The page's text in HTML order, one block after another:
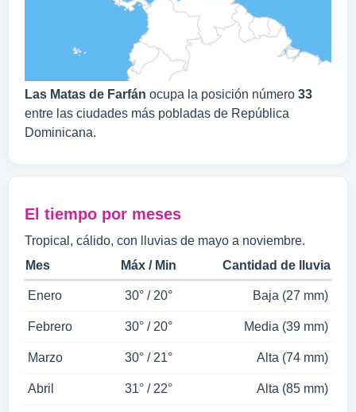
Las Matas de Farfán ocupa la posición número 33
entre las ciudades más pobladas de República
Dominicana.
El tiempo por meses
Tropical, cálido, con lluvias de mayo a noviembre.
Mes
Máx / Min Cantidad de lluvia
Enero 30° / 20° Baja (27 mm)
Febrero 30° / 20° Media (39 mm)
Marzo 30° / 21° Alta (74 mm)
Abril 31° / 22° Alta (85 mm)